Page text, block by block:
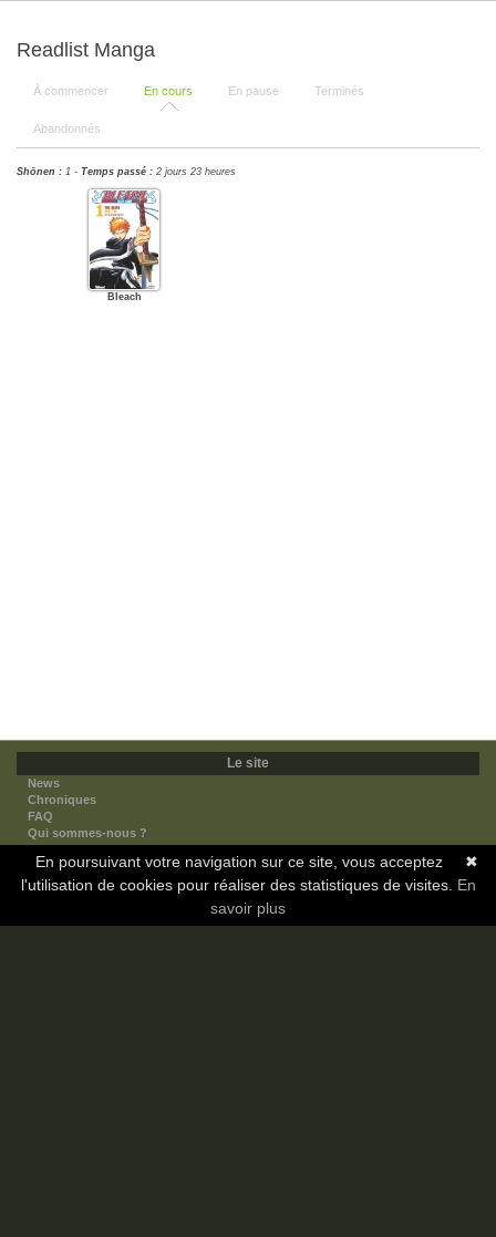
Readlist Manga
À commencer En cours En pause Terminés
Abandonnés
Shōnen : 1 - Temps passé : 2 jours 23 heures
Bleach
Le site
News
Chroniques
FAQ
Qui sommes-nous ?
Nos partenaires
Faites-nous connaitre
Nous contacter
✖
En poursuivant votre navigation sur ce site, vous acceptez
l'utilisation de cookies pour réaliser des statistiques de visites. En
savoir plus